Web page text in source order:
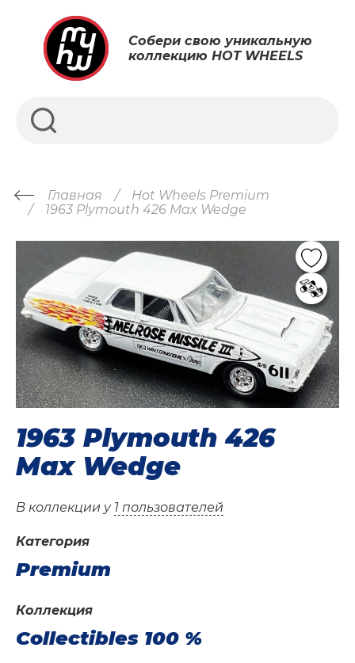
Собери свою уникальную
коллекцию HOT WHEELS
Главная
Hot Wheels Premium
1963 Plymouth 426 Max Wedge
1963 Plymouth 426
Max Wedge
В коллекции у 1 пользователей
Категория
Premium
Коллекция
Collectibles 100 %